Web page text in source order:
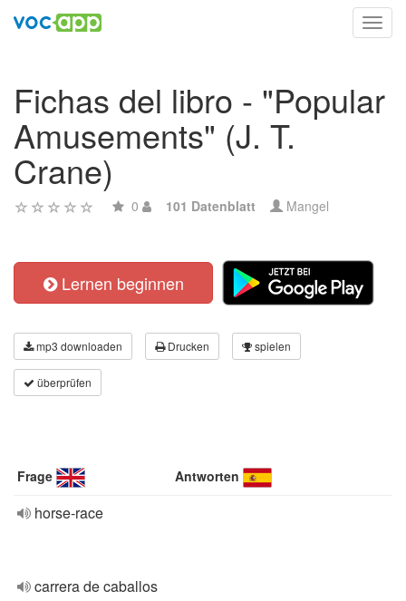
Fichas del libro - "Popular
Amusements" (J. T.
Crane)
0 101 Datenblatt Mangel
Lernen beginnen
mp3 downloaden Drucken spielen
überprüfen
Frage Antworten
horse-race
carrera de caballos